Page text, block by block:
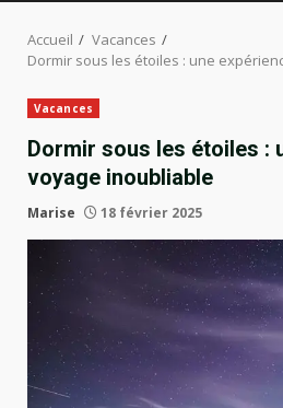
Accueil
Vacances
Dormir sous les étoiles : une
Vacances
Dormir sous les étoiles :
voyage inoubliable
Marise 18 février 2025